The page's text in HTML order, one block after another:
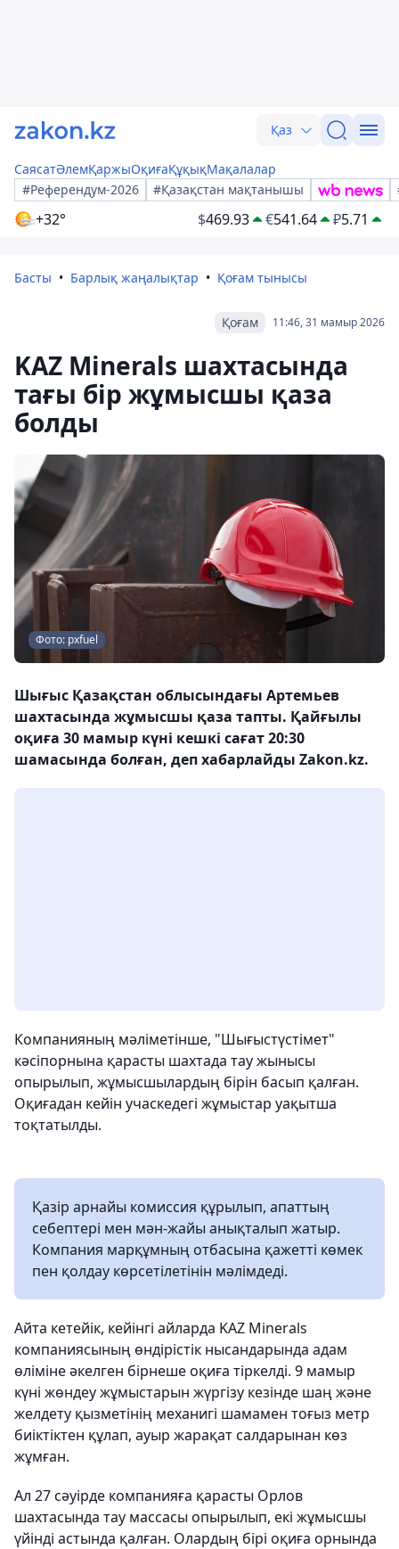
Қаз
СаясатӘлемҚаржыОқиғаҚұқықМақалалар
#Референдум-2026
#Қазақстан мақтанышы
+32° $469.93 €541.64 ₽5.71
Басты Барлық жаңалықтар Қоғам тынысы
11:46, 31 мамыр 2026
Қоғам
KAZ Minerals шахтасында
тағы бір жұмысшы қаза
болды
Фото: pxfuel
Шығыс Қазақстан облысындағы Артемьев
шахтасында жұмысшы қаза тапты. Қайғылы
оқиға 30 мамыр күні кешкі сағат 20:30
шамасында болған, деп хабарлайды Zakon.kz.
Компанияның мәліметінше, "Шығыстүстімет"
кәсіпорнына қарасты шахтада тау жынысы
опырылып, жұмысшылардың бірін басып қалған.
Оқиғадан кейін учаскедегі жұмыстар уақытша
тоқтатылды.
Қазір арнайы комиссия құрылып, апаттың
себептері мен мән-жайы анықталып жатыр.
Компания марқұмның отбасына қажетті көмек
пен қолдау көрсетілетінін мәлімдеді.
Айта кетейік, кейінгі айларда KAZ Minerals
компаниясының өндірістік нысандарында адам
өліміне әкелген бірнеше оқиға тіркелді. 9 мамыр
күні жөндеу жұмыстарын жүргізу кезінде шаң және
желдету қызметінің механигі шамамен тоғыз метр
биіктіктен құлап, ауыр жарақат салдарынан көз
жұмған.
Ал 27 сәуірде компанияға қарасты Орлов
шахтасында тау массасы опырылып, екі жұмысшы
үйінді астында қалған. Олардың бірі оқиға орнында